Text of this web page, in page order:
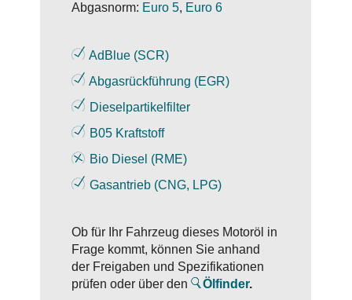
Abgasnorm: Euro 5, Euro 6
AdBlue (SCR)
Abgasrückführung (EGR)
Dieselpartikelfilter
B05 Kraftstoff
Bio Diesel (RME)
Gasantrieb (CNG, LPG)
Ob für Ihr Fahrzeug dieses Motoröl in
Frage kommt, können Sie anhand
der Freigaben und Spezifikationen
prüfen oder über den
Ölfinder.